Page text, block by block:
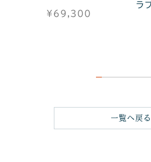
¥69,300
ラ
一覧へ戻る